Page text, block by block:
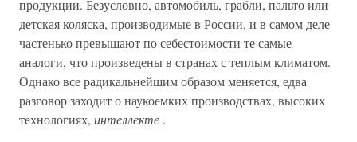
продукции. Безусловно, автомобиль, грабли, пальто или
детская коляска, производимые в России, и в самом деле
частенько превышают по себестоимости те самые
аналоги, что произведены в странах с теплым климатом.
Однако все радикальнейшим образом меняется, едва
разговор заходит о наукоемких производствах, высоких
технологиях, интеллекте .